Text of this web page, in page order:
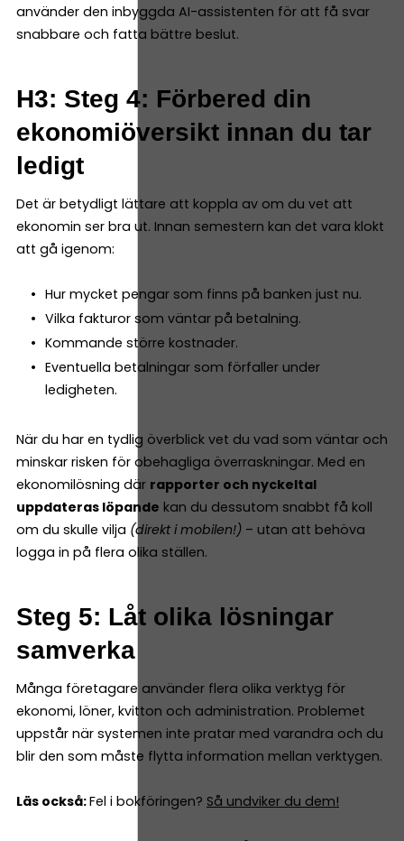
använder den inbyggda AI-assistenten för att få svar
snabbare och fatta bättre beslut.
H3: Steg 4: Förbered din
ekonomiöversikt innan du tar
ledigt
Det är betydligt lättare att koppla av om du vet att
ekonomin ser bra ut. Innan semestern kan det vara klokt
att gå igenom:
Hur mycket pengar som finns på banken just nu.
Vilka fakturor som väntar på betalning.
Kommande större kostnader.
Eventuella betalningar som förfaller under
ledigheten.
När du har en tydlig överblick vet du vad som väntar och
minskar risken för obehagliga överraskningar. Med en
ekonomilösning där rapporter och nyckeltal
uppdateras löpande kan du dessutom snabbt få koll
om du skulle vilja (direkt i mobilen!) – utan att behöva
logga in på flera olika ställen.
Steg 5: Låt olika lösningar
samverka
Många företagare använder flera olika verktyg för
ekonomi, löner, kvitton och administration. Problemet
uppstår när systemen inte pratar med varandra och du
blir den som måste flytta information mellan verktygen.
Läs också:Fel i bokföringen? Så undviker du dem!